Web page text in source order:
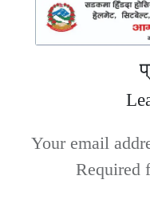
Your email
Required